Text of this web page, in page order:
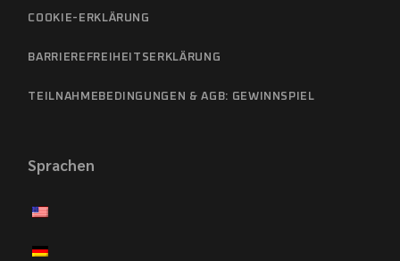
COOKIE-ERKLÄRUNG
BARRIEREFREIHEITSERKLÄRUNG
TEILNAHMEBEDINGUNGEN & AGB: GEWINNSPIEL
Sprachen